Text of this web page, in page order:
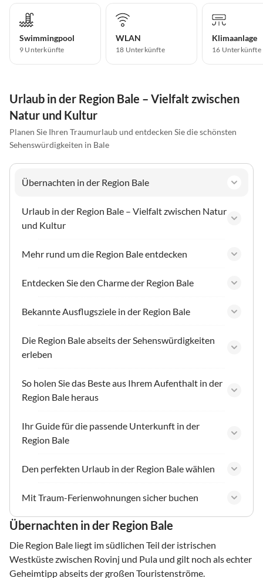
Swimmingpool
9 Unterkünfte
WLAN
18 Unterkünfte
Klimaanlage
16 Unterkünfte
Urlaub in der Region Bale – Vielfalt zwischen
Natur und Kultur
Planen Sie Ihren Traumurlaub und entdecken Sie die schönsten
Sehenswürdigkeiten in Bale
Übernachten in der Region Bale
Urlaub in der Region Bale – Vielfalt zwischen Natur
und Kultur
Mehr rund um die Region Bale entdecken
Entdecken Sie den Charme der Region Bale
Bekannte Ausflugsziele in der Region Bale
Die Region Bale abseits der Sehenswürdigkeiten
erleben
So holen Sie das Beste aus Ihrem Aufenthalt in der
Region Bale heraus
Ihr Guide für die passende Unterkunft in der
Region Bale
Den perfekten Urlaub in der Region Bale wählen
Mit Traum-Ferienwohnungen sicher buchen
Übernachten in der Region Bale
Die Region Bale liegt im südlichen Teil der istrischen
Westküste zwischen Rovinj und Pula und gilt noch als echter
Geheimtipp abseits der großen Touristenströme.